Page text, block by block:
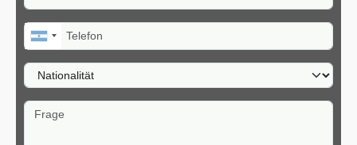
Telefon
Nationalität
Frage